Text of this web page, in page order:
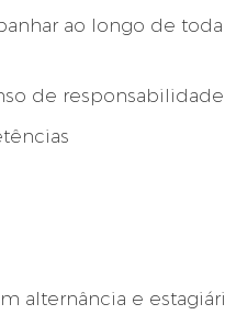
ao longo de toda
de responsabilidade
alternância e